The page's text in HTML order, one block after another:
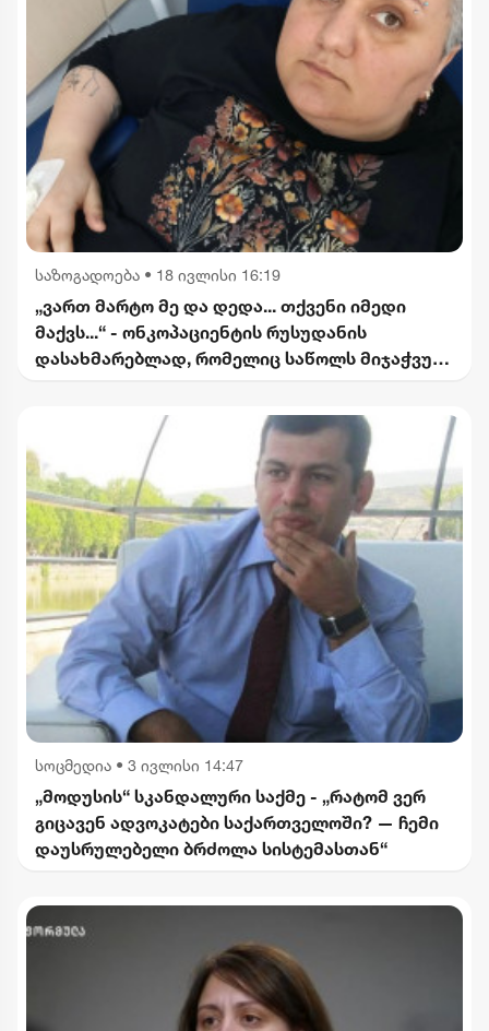
საზოგადოება • 18 ივლისი 16:19
„ვართ მარტო მე და დედა... თქვენი იმედი
მაქვს...“ - ონკოპაციენტის რუსუდანის
დასახმარებლად, რომელიც საწოლს მიჯაჭვულ
სოცმედია • 3 ივლისი 14:47
„მოდუსის“ სკანდალური საქმე - „რატომ ვერ
გიცავენ ადვოკატები საქართველოში? — ჩემი
დაუსრულებელი ბრძოლა სისტემასთან“